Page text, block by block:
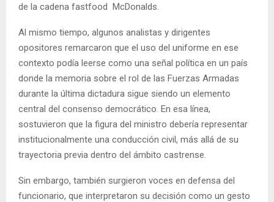
de la cadena fastfood McDonalds.
Al mismo tiempo, algunos analistas y dirigentes
opositores remarcaron que el uso del uniforme en ese
contexto podía leerse como una señal política en un país
donde la memoria sobre el rol de las Fuerzas Armadas
durante la última dictadura sigue siendo un elemento
central del consenso democrático. En esa línea,
sostuvieron que la figura del ministro debería representar
institucionalmente una conducción civil, más allá de su
trayectoria previa dentro del ámbito castrense.
Sin embargo, también surgieron voces en defensa del
funcionario, que interpretaron su decisión como un gesto